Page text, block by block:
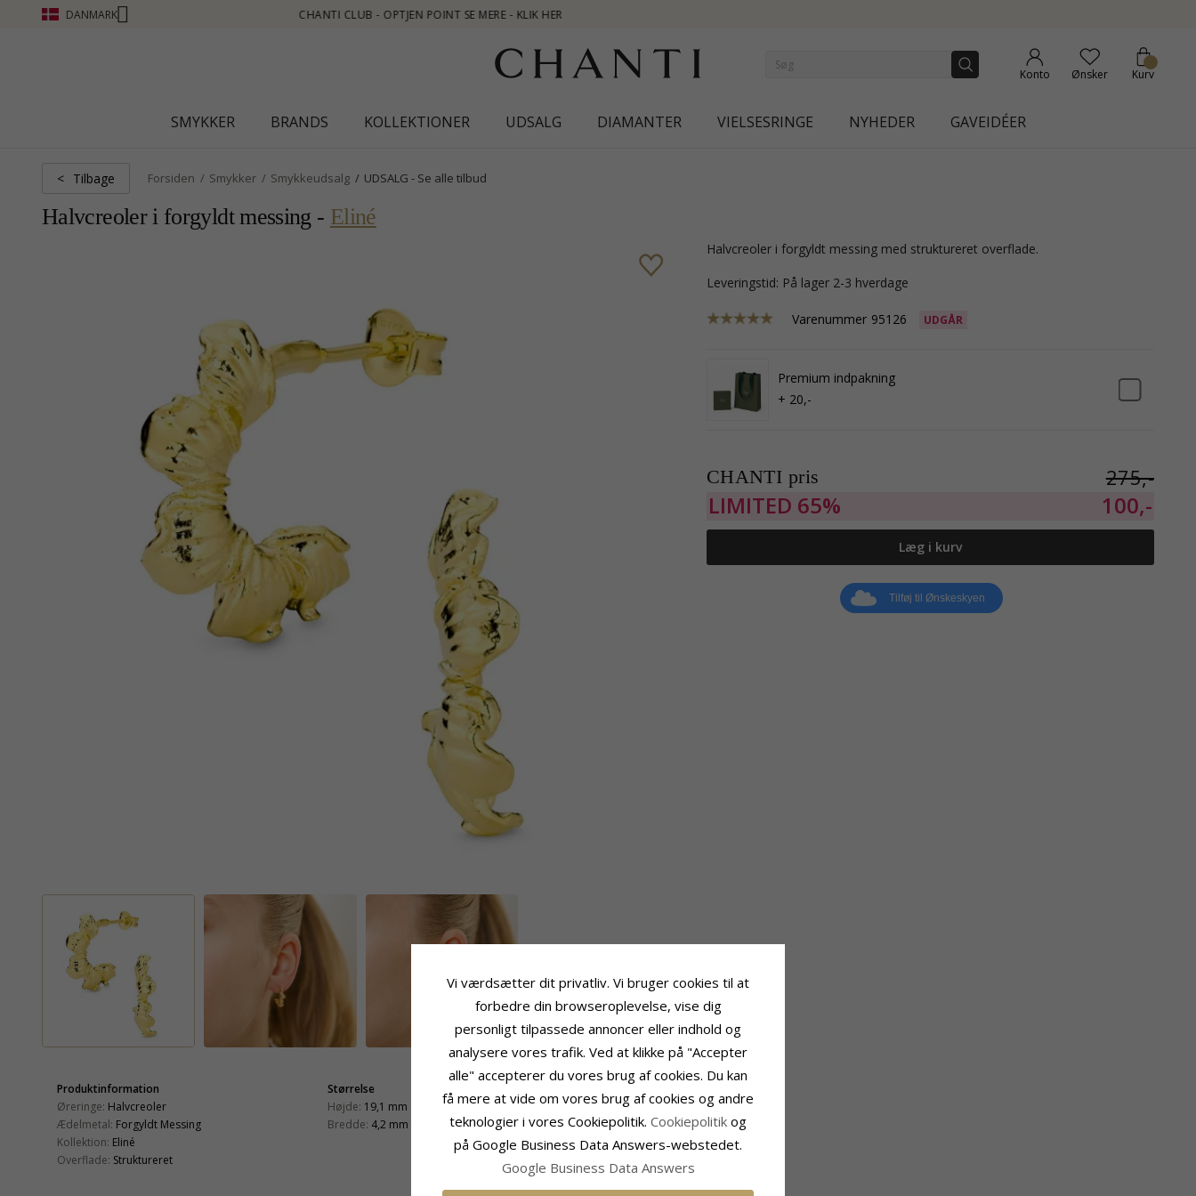
DANMARK
SE MERE - KLIK HER
Konto Ønsker Kurv
SMYKKER BRANDS KOLLEKTIONER UDSALG DIAMANTER VIELSESRINGE NYHEDER GAVEIDÉER
< Tilbage Forsiden Smykker Smykkeudsalg UDSALG - Se alle tilbud
Halvcreoler i forgyldt messing - Eliné
halvcreoler i forgyldt messing med struktureret overflade.
Leveringstid: På lager 2-3 hverdage
Varenummer 95126 UDGÅR
Premium indpakning
+ 20,-
CHANTI pris 275,-
LIMITED 65% 100,-
Læg i kurv
Tilføj til Ønskeskyen
Produktinformation
Øreringe: Halvcreoler
Ædelmetal: Forgyldt Messing
Kollektion: Eliné
Overflade: Struktureret
Størrelse
Højde: 19,1 mm
Bredde: 4,2 mm
Leveringstid
Leveringstid:2-3 Hverdage
Vi værdsætter dit privatliv. Vi bruger cookies til at
forbedre din browseroplevelse, vise dig
personligt tilpassede annoncer eller indhold og
analysere vores trafik. Ved at klikke på "Accepter
alle" accepterer du vores brug af cookies. Du kan
få mere at vide om vores brug af cookies og andre
teknologier i vores Cookiepolitik. Cookiepolitik og
på Google Business Data Answers-webstedet.
Google Business Data Answers